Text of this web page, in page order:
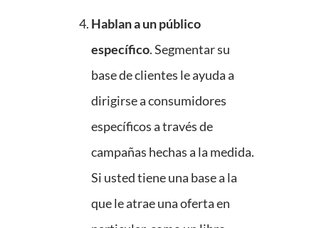
Hablan a un público
específico. Segmentar su
base de clientes le ayuda a
dirigirse a consumidores
específicos a través de
campañas hechas a la medida.
Si usted tiene una base a la
que le atrae una oferta en